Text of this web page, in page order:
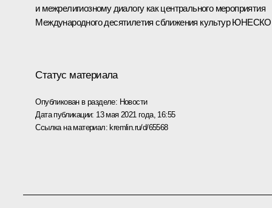
и межрелигиозному диалогу как центрального мероприятия
Международного десятилетия сближения куль­тур
Статус материала
Опубликован в разделе: Новости
Дата публикации: 13 мая 2021 года, 16:55
Ссылка на материал: kremlin.ru/d/65568